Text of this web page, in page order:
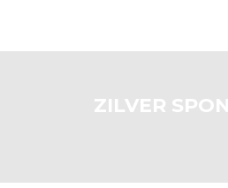
ZILVER